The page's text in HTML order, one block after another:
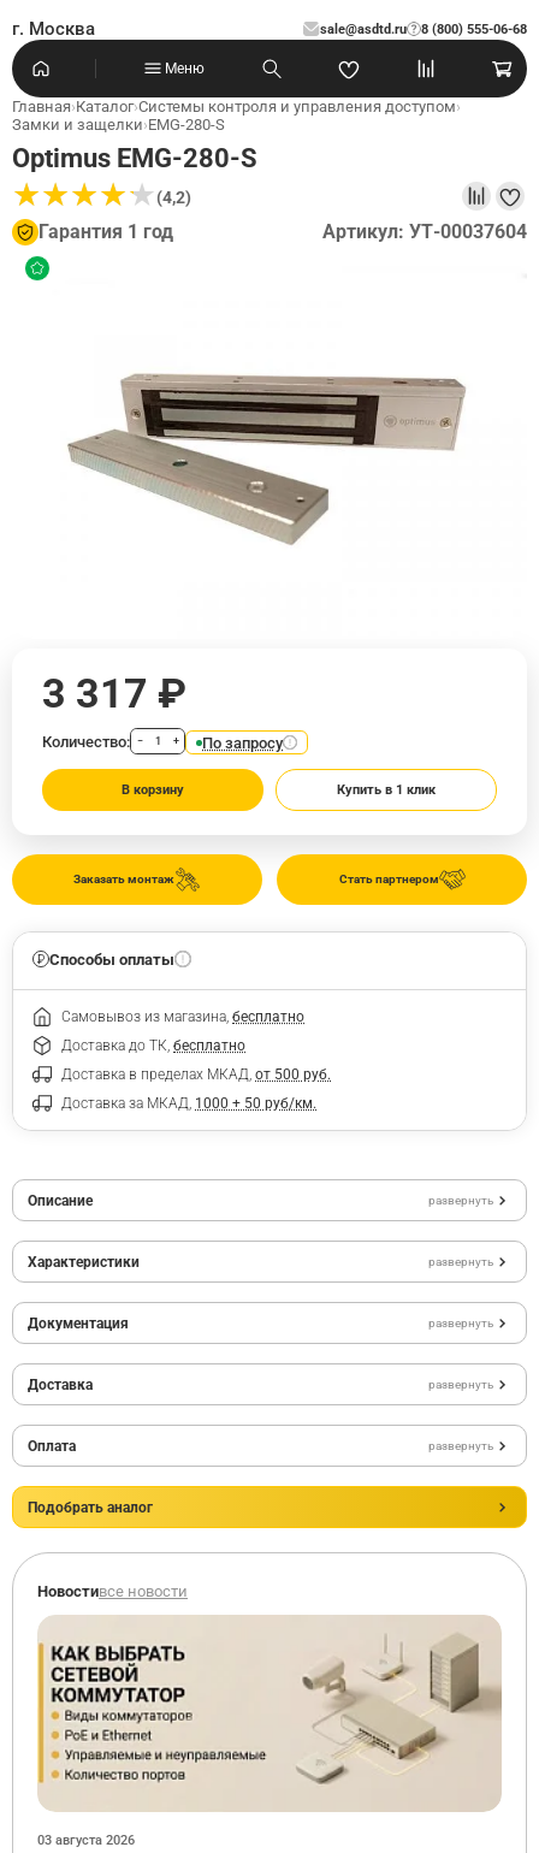
г. Москва sale@asdtd.ru 8 (800) 555-06-68
?
Меню
Главная›Каталог›Системы контроля и управления доступом›
Замки и защелки›EMG-280-S
Optimus EMG-280-S
★★★★★
★★★★★(4,2)
Гарантия 1 год Артикул: УТ-00037604
Стать партнером
Заказать монтаж
3 317 ₽
Количество: − + По запросу
В корзину Купить в 1 клик
Способы оплаты
Самовывоз из магазина, бесплатно
Доставка до ТК, бесплатно
Доставка в пределах МКАД, от 500 руб.
Доставка за МКАД, 1000 + 50 руб/км.
Описание развернуть
Характеристики развернуть
Документация развернуть
Доставка развернуть
Оплата развернуть
Подобрать аналог
Новостивсе новости
03 августа 2026